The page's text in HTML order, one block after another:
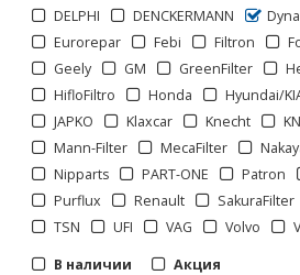
DELPHI
DENCKERMANN
Eurorepar
Febi Filtron
Geely
GM GreenFilter
HifloFiltro
Honda Hyundai/
JAPKO
Klaxcar Knecht
Mann-Filter
MecaFilter
Nipparts
PART-ONE Patron
Purflux
Renault SakuraFilter
TSN
UFI VAG Volvo
В наличии
Акция
Отображать по: